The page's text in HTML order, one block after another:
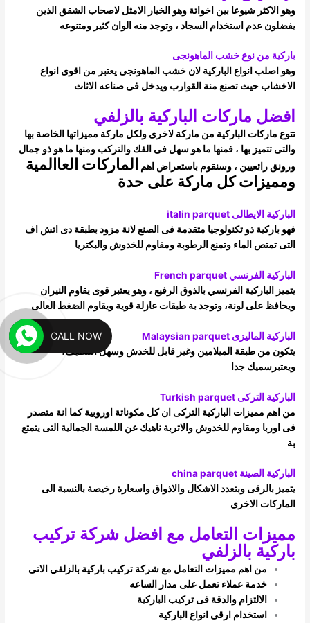
وهو الاكثر شيوعا بين اخواتة وهو الخيار الامثل لاصحاب الشقق الذين
يفضلون عدم استخدام السجاد ، وتوجد منه الوان كثير ومتنوعه
باركية من نوع خشب الماهونجى
وهو اصلب انواع الباركية لان خشب الماهونجى يعتبر من اقوى انواع
الاخشاب حيث تصنع منة القوارب ويدخل فى صناعه الاثاث
افضل ماركات الباركية بالزلفي
تتوع ماركات الباركية من ماركة لاخرى ولكل ماركة مميزاتها الخاصة بها
والتى تتميز بها ، فمنها ما هو سهل فى الفك والتركب ومنها ما هو ذو جمال
ورونق رائعيين ، وسنقوم باستعراض اهم
الماركات العاالمية
ومميزات كل ماركة على حدة
الباركية الايطالى italin parquet
فهو باركية ذو تكنولوجيا متقدمة فى الصنع لانة مزود بطبقة دى اتش اف
التى تمتص الماء وتمنع الرطوبة ومقاوم للخدوش والبكتريا
الباركية الفرنسي French parquet
يتميز الباركية الفرنسي بالذوق الرفيع ، وهو يعتبر قوى يقاوم النيران
ويحافظ على لونة، وتوجد بة طبقات عازلة قوية ويقاوم الضغط العالى
الباركية الماليزى Malaysian parquet
يتكون من طبقة الميلامين وغير قابل للخدش وسهل التنظيف،
ويعتبرسميك جدا
الباركية التركى Turkish parquet
من اهم مميزات الباركية التركى ان كل مكوناتة اوروبية كما انة متصدر
فى اوربا ومقاوم للخدوش والاتربة ناهيك عن اللمسة الجمالية التى يتمتع
بة
الباركية الصينة china parquet
يتميز بالرقى وبتعدد الاشكال والاذواق واسعارة رخيصة بالنسبة الى
الماركات الاخرى
مميزات التعامل مع افضل شركة تركيب
باركية بالزلفي
من اهم مميزات التعامل مع شركة تركيب باركية بالزلفي الاتى
خدمة عملاء تعمل على مدار الساعه
الالتزام والدقة فى تركيب الباركية
استخدام ارقى انواع الباركية
CALL NOW